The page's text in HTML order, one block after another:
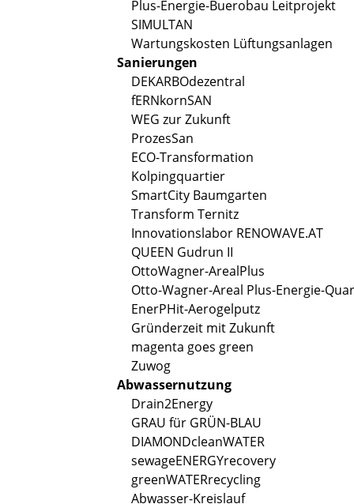
Plus-Energie-Buerobau Leitprojekt
SIMULTAN
Wartungskosten Lüftungsanlagen
Sanierungen
DEKARBOdezentral
fERNkornSAN
WEG zur Zukunft
ProzesSan
ECO-Transformation
Kolpingquartier
SmartCity Baumgarten
Transform Ternitz
Innovationslabor RENOWAVE.AT
QUEEN Gudrun II
OttoWagner-ArealPlus
Otto-Wagner-Areal Plus-Energie-
EnerPHit-Aerogelputz
Gründerzeit mit Zukunft
magenta goes green
Zuwog
Abwassernutzung
Drain2Energy
GRAU für GRÜN-BLAU
DIAMONDcleanWATER
sewageENERGYrecovery
greenWATERrecycling
Abwasser-Kreislauf